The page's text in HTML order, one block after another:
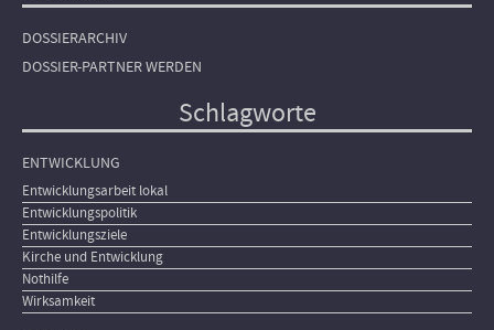
DOSSIERARCHIV
DOSSIER-PARTNER WERDEN
Schlagworte
ENTWICKLUNG
Entwicklungsarbeit lokal
Entwicklungspolitik
Entwicklungsziele
Kirche und Entwicklung
Nothilfe
Wirksamkeit